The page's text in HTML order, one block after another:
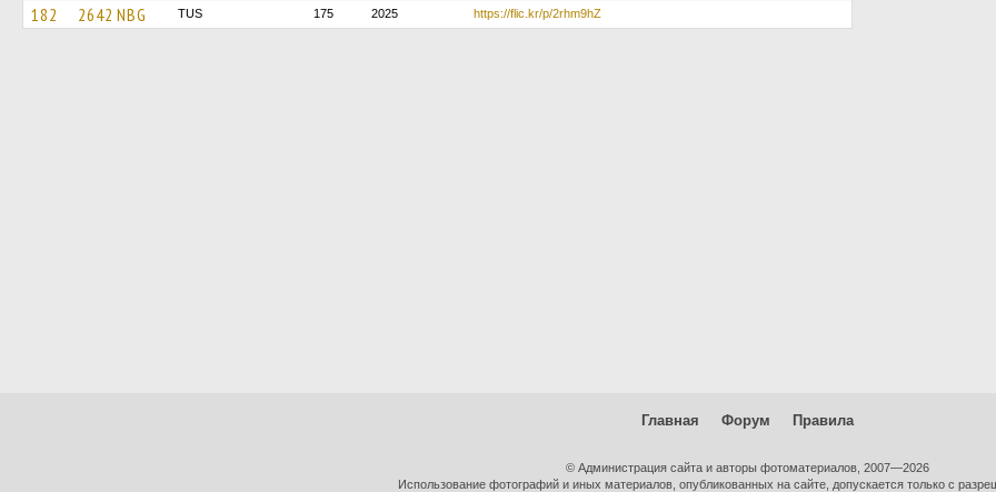
182 2642 NBG TUS 175 2025 https://flic.kr/p/2rhm9hZ
Главная Форум Правила
© Администрация сайта и авторы фотоматериалов, 2007—2026
Использование фотографий и иных материалов, опубликованных на сайте, допускается только с